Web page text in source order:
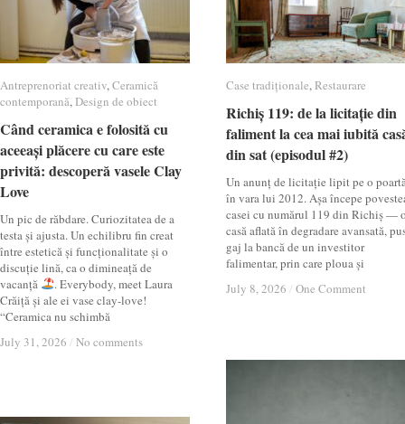
Antreprenoriat creativ,Ceramică
contemporană,Design de obiect
Când ceramica e folosită cu
aceeași plăcere cu care este
privită: descoperă vasele Clay
Love
Un pic de răbdare. Curiozitatea de a
testa și ajusta. Un echilibru fin creat
între estetică și funcționalitate și o
discuție lină, ca o dimineață de
vacanță
. Everybody, meet Laura
Crăiță și ale ei vase clay-love!
“Ceramica nu schimbă
July 31, 2026 / No comments
Antreprenoriat creativ Ceramică
contemporană Design de obiect
Când ceramica e folosită cu
aceeași plăcere cu care este
privită: descoperă vasele Clay
Love
July 31, 2026 / No comments
Case tradiționale,Restaurare
Richiș 119: de la licitație din
faliment la cea mai iubită
din sat (episodul #2)
Un anunț de licitație lipit pe o
în vara lui 2012. Așa începe
casei cu numărul 119 din Richiș —
casă aflată în degradare avansată,
gaj la bancă de un investitor
falimentar, prin care ploua și
July 8, 2026 / One Comment
Case tradiționale Restaurare
Richiș 119: de la licitație din
faliment la cea mai iubită
din sat (episodul #2)
July 8, 2026 / One Comment